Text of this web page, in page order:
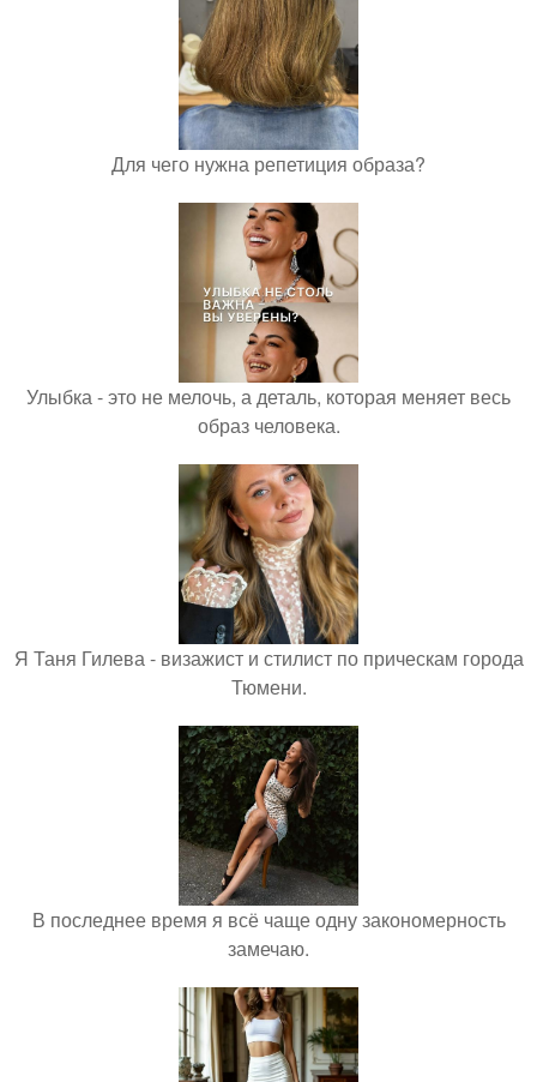
Для чего нужна репетиция образа?
Улыбка - это не мелочь, а деталь, которая меняет весь
образ человека.
Я Таня Гилева - визажист и стилист по прическам города
Тюмени.
В последнее время я всё чаще одну закономерность
замечаю.